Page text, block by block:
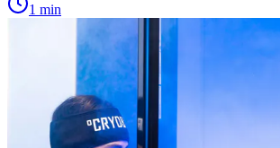
1 min